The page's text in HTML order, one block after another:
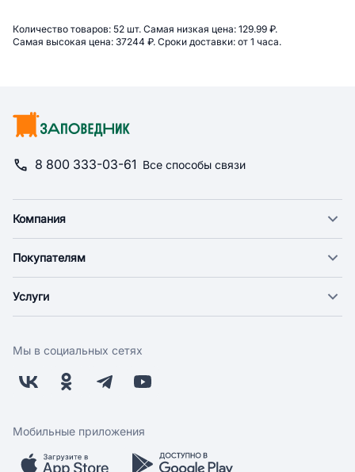
Сводная информация по
Количество товаров: 52 шт. Самая низкая цена: 129.99 ₽.
Самая высокая цена: 37244 ₽. Сроки доставки: от 1 часа.
8 800 333-03-61 Все способы связи
Компания
Новости
Поставщикам
Заводчикам
Работа у нас
Покупателям
Экспресс доставка
Возврат
Магазины
Бренды
Услуги
Груминг
Мы в социальных сетях
Мобильные приложения